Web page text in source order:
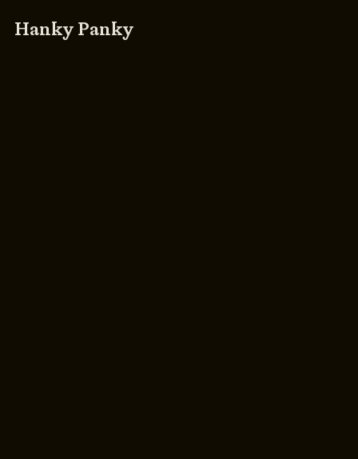
Hanky Panky